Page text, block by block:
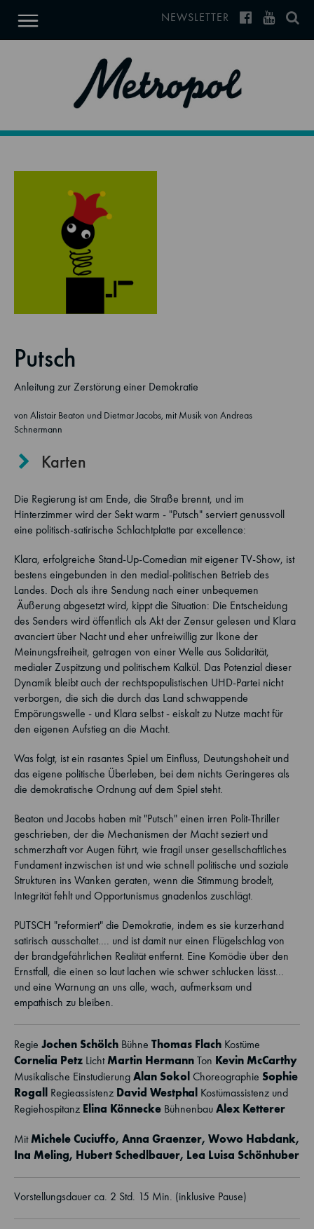
NEWSLETTER
Putsch
Anleitung zur Zerstörung einer Demokratie
von Alistair Beaton und Dietmar Jacobs, mit Musik von Andreas
Schnermann
Karten
Die Regierung ist am Ende, die Straße brennt, und im
Hinterzimmer wird der Sekt warm - "Putsch" serviert genussvoll
eine politisch-satirische Schlachtplatte par excellence:
Klara, erfolgreiche Stand-Up-Comedian mit eigener TV-Show, ist
bestens eingebunden in den medial-politischen Betrieb des
Landes. Doch als ihre Sendung nach einer unbequemen
Äußerung abgesetzt wird, kippt die Situation: Die Entscheidung
des Senders wird öffentlich als Akt der Zensur gelesen und Klara
avanciert über Nacht und eher unfreiwillig zur Ikone der
Meinungsfreiheit, getragen von einer Welle aus Solidarität,
medialer Zuspitzung und politischem Kalkül. Das Potenzial dieser
Dynamik bleibt auch der rechtspopulistischen UHD-Partei nicht
verborgen, die sich die durch das Land schwappende
Empörungswelle - und Klara selbst - eiskalt zu Nutze macht für
den eigenen Aufstieg an die Macht.
Was folgt, ist ein rasantes Spiel um Einfluss, Deutungshoheit und
das eigene politische Überleben, bei dem nichts Geringeres als
die demokratische Ordnung auf dem Spiel steht.
Beaton und Jacobs haben mit "Putsch" einen irren Polit-Thriller
geschrieben, der die Mechanismen der Macht seziert und
schmerzhaft vor Augen führt, wie fragil unser gesellschaftliches
Fundament inzwischen ist und wie schnell politische und soziale
Strukturen ins Wanken geraten, wenn die Stimmung brodelt,
Integrität fehlt und Opportunismus gnadenlos zuschlägt.
PUTSCH "reformiert" die Demokratie, indem es sie kurzerhand
satirisch ausschaltet.... und ist damit nur einen Flügelschlag von
der brandgefährlichen Realität entfernt. Eine Komödie über den
Ernstfall, die einen so laut lachen wie schwer schlucken lässt...
und eine Warnung an uns alle, wach, aufmerksam und
empathisch zu bleiben.
Regie Jochen Schölch Bühne Thomas Flach Kostüme
Cornelia Petz LichtMartin Hermann Ton Kevin McCarthy
Musikalische Einstudierung Alan Sokol Choreographie Sophie
Rogall
Regieassistenz David Westphal Kostümassistenz und
Regiehospitanz Elina Könnecke Bühnenbau Alex Ketterer
MitMichele Cuciuffo, Anna Graenzer, Wowo Habdank,
Ina Meling, Hubert Schedlbauer, Lea Luisa Schönhuber
Vorstellungsdauer ca. 2 Std. 15 Min. (inklusive Pause)